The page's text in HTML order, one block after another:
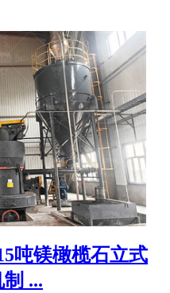
吨镁橄榄石立式
...